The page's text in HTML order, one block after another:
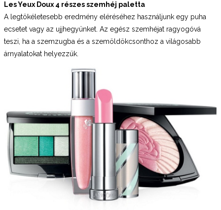
Les Yeux Doux 4 részes szemhéj paletta
A legtökéletesebb eredmény eléréséhez használjunk egy puha
ecsetet vagy az ujjhegyünket. Az egész szemhéjat ragyogóvá
teszi, ha a szemzugba és a szemöldökcsonthoz a világosabb
árnyalatokat helyezzük.